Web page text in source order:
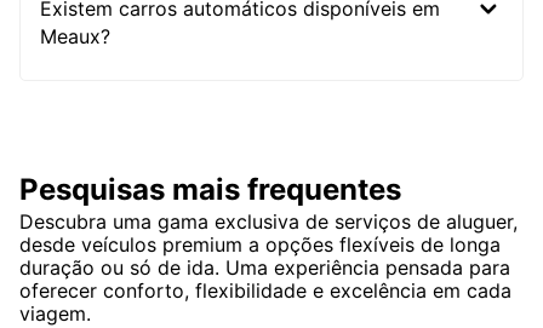
Existem carros automáticos disponíveis em
Meaux?
Pesquisas mais frequentes
Descubra uma gama exclusiva de serviços de aluguer,
desde veículos premium a opções flexíveis de longa
duração ou só de ida. Uma experiência pensada para
oferecer conforto, flexibilidade e excelência em cada
viagem.